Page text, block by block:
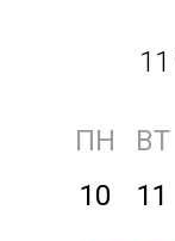
ПН ВТ
10
11